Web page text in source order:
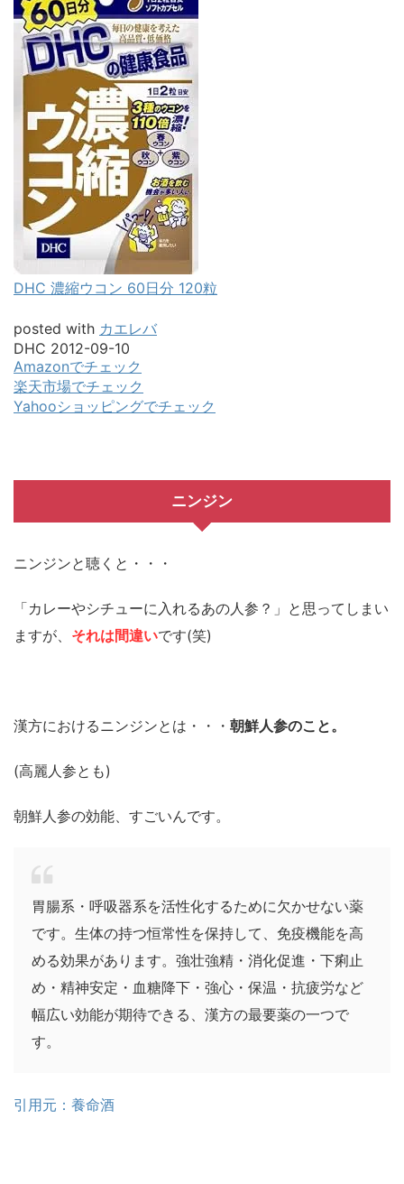
DHC 濃縮ウコン 60日分 120粒
posted with カエレバ
DHC 2012-09-10
Amazonでチェック
楽天市場でチェック
Yahooショッピングでチェック
ニンジン
ニンジンと聴くと・・・
「カレーやシチューに入れるあの人参？」と思ってしまい
ますが、 それは間違いです(笑)
漢方におけるニンジンとは・・・ 朝鮮人参のこと。
(高麗人参とも)
朝鮮人参の効能、すごいんです。
胃腸系・呼吸器系を活性化するために欠かせない薬
です。生体の持つ恒常性を保持して、免疫機能を高
める効果があります。強壮強精・消化促進・下痢止
め・精神安定・血糖降下・強心・保温・抗疲労など
幅広い効能が期待できる、漢方の最要薬の一つで
す。
引用元：養命酒